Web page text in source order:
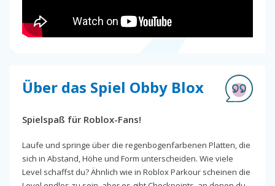
Über das Spiel Obby Blox
Spielspaß für Roblox-Fans!
Laufe und springe über die regenbogenfarbenen Platten, die
sich in Abstand, Höhe und Form unterscheiden. Wie viele
Level schaffst du? Ähnlich wie in Roblox Parkour scheinen die